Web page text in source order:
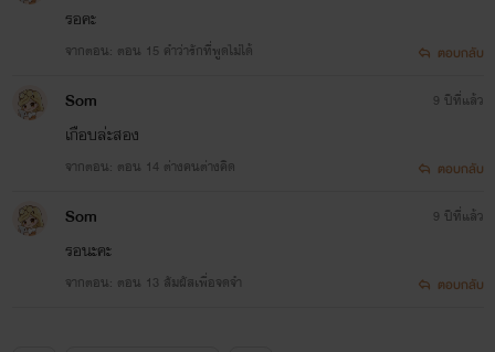
รอคะ
จากตอน: ตอน 15 คำว่ารักที่พูดไม่ได้ ตอบกลับ
Som
เกือบล่ะสอง
จากตอน: ตอน 14 ต่างคนต่างคิด
9 ปีที่แล้ว
ตอบกลับ
Som
รอนะคะ
จากตอน: ตอน 13 สัมผัสเพื่อจดจำ
9 ปีที่แล้ว
ตอบกลับ